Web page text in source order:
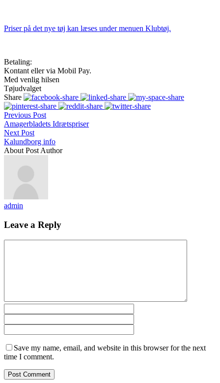
Priser på det nye tøj kan læses under menuen Klubtøj.
Betaling:
Kontant eller via Mobil Pay.
Med venlig hilsen
Tøjudvalget
Share
Previous Post
Amagerbladets Idrætspriser
Next Post
Kalundborg info
About Post Author
admin
Leave a Reply
Save my name, email, and website in this browser for the next
time I comment.